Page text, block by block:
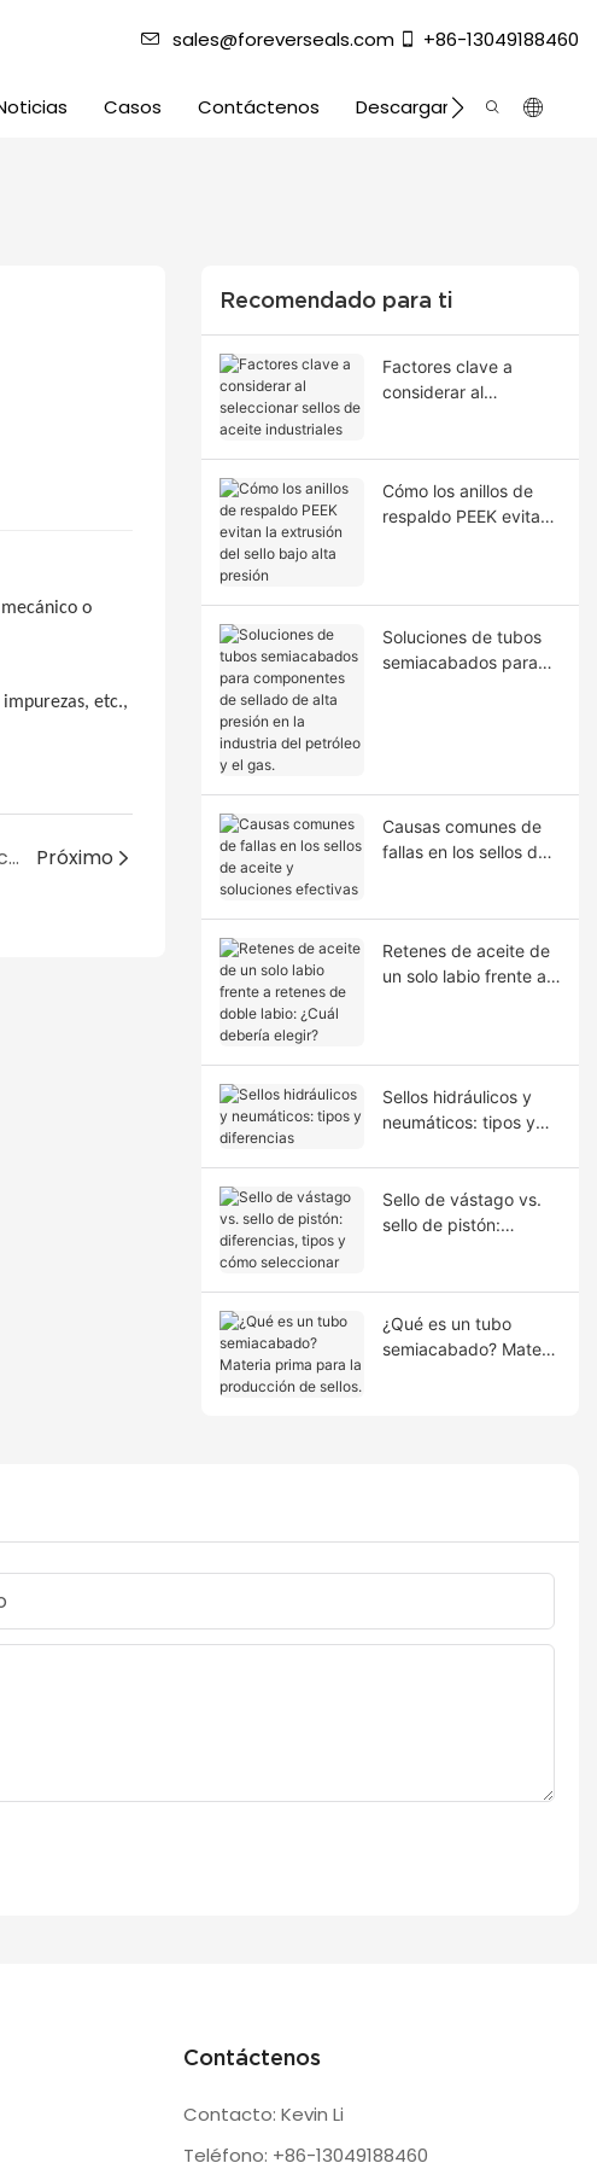
sales@foreverseals.com +86-13049188460
Casos Contáctenos Descargar
o
etc.,
Ventajas y aplicaciones de las juntas tóricas recubiertas Próximo
Recomendado para ti
Factores clave a
considerar al
Cómo los anillos de
respaldo PEEK evitan
Soluciones de tubos
semiacabados para
Causas comunes de
fallas en los sellos de
Retenes de aceite de
un solo labio frente a
Sellos hidráulicos y
neumáticos: tipos y
Sello de vástago vs.
sello de pistón:
¿Qué es un tubo
semiacabado? Materia
Contáctenos
Contacto: Kevin Li
Teléfono: +86-13049188460